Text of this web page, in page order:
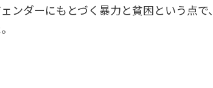
ンダーにもとづく暴力と貧困という点